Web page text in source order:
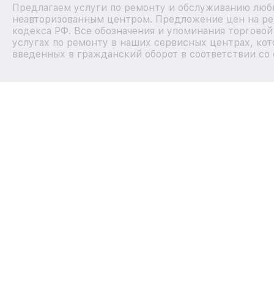
Предлагаем услуги по ремонту и обслуживанию
неавторизованным центром. Предложение цен на
кодекса РФ. Все обозначения и упоминания
услугах по ремонту в наших сервисных центрах,
введенных в гражданский оборот в соответствии